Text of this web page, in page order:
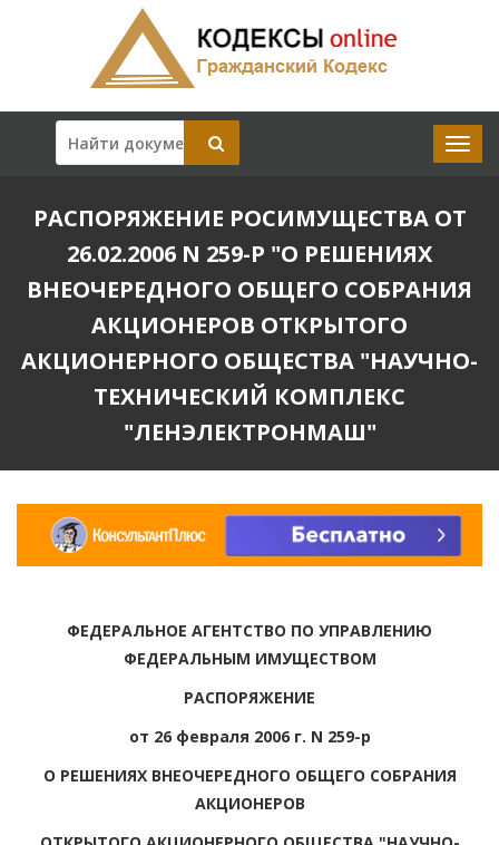
РАСПОРЯЖЕНИЕ РОСИМУЩЕСТВА ОТ
26.02.2006 N 259-Р "О РЕШЕНИЯХ
ВНЕОЧЕРЕДНОГО ОБЩЕГО СОБРАНИЯ
АКЦИОНЕРОВ ОТКРЫТОГО
АКЦИОНЕРНОГО ОБЩЕСТВА "НАУЧНО-
ТЕХНИЧЕСКИЙ КОМПЛЕКС
"ЛЕНЭЛЕКТРОНМАШ"
ФЕДЕРАЛЬНОЕ АГЕНТСТВО ПО УПРАВЛЕНИЮ
ФЕДЕРАЛЬНЫМ ИМУЩЕСТВОМ
РАСПОРЯЖЕНИЕ
от 26 февраля 2006 г. N 259-р
О РЕШЕНИЯХ ВНЕОЧЕРЕДНОГО ОБЩЕГО СОБРАНИЯ
АКЦИОНЕРОВ